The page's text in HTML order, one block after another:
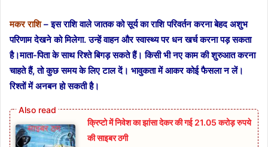
मकर राशि– इस राशि वाले जातक को सूर्य का राशि परिवर्तन करना बेहद अशुभ
परिणाम देखने को मिलेगा. उन्हें वाहन और स्वास्थ्य पर धन खर्च करना पड़ सकता
है।माता-पिता के साथ रिश्ते बिगड़ सकते हैं। किसी भी नए काम की शुरुआत करना
चाहते हैं, तो कुछ समय के लिए टाल दें। भावुकता में आकर कोई फैसला न लें।
रिश्तों में अनबन हो सकती है।
क्रिप्टो में निवेश का झांसा देकर की गई 21.05 करोड़ रुपये
की साइबर ठगी